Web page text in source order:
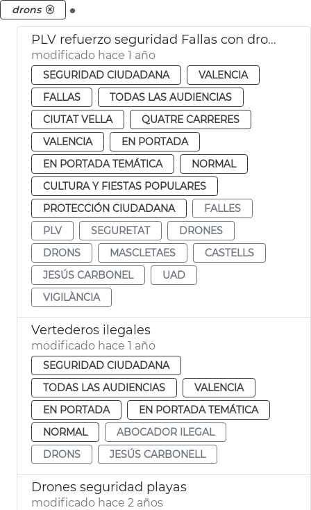
drons
PLV refuerzo seguridad Fallas con drones
modificado hace 1 año
SEGURIDAD CIUDADANA
VALENCIA
FALLAS
TODAS LAS AUDIENCIAS
CIUTAT VELLA
QUATRE CARRERES
VALENCIA
EN PORTADA
EN PORTADA TEMÁTICA
NORMAL
CULTURA Y FIESTAS POPULARES
PROTECCIÓN CIUDADANA
FALLES
PLV
SEGURETAT
DRONES
DRONS
MASCLETAES
CASTELLS
JESÚS CARBONEL
UAD
VIGILÀNCIA
Vertederos ilegales
modificado hace 1 año
SEGURIDAD CIUDADANA
TODAS LAS AUDIENCIAS
VALENCIA
EN PORTADA
EN PORTADA TEMÁTICA
NORMAL
ABOCADOR ILEGAL
DRONS
JESÚS CARBONELL
Drones seguridad playas
modificado hace 2 años